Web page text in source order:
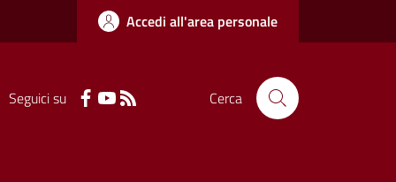
Accedi all'area personale
Seguici su Cerca